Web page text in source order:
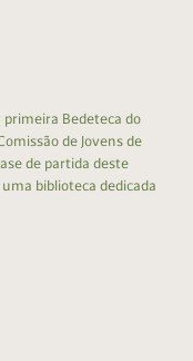
primeira Bedeteca do
de Jovens de
de partida deste
biblioteca dedicada